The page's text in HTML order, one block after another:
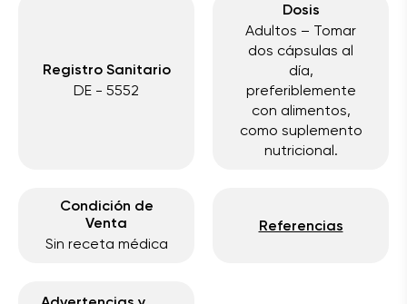
Registro Sanitario
DE - 5552
Dosis
Adultos – Tomar
dos cápsulas al
día,
preferiblemente
con alimentos,
como suplemento
nutricional.
Condición de
Venta
Sin receta médica
Referencias